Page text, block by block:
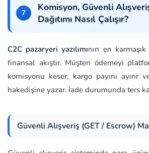
Komisyon, Güvenli
Dağıtımı Nasıl Çalışır?
C2C pazaryeri yazılımının en
finansal akıştır. Müşteri ödemeyi
komisyonu keser, kargo payını ayırır
hakedişine yazar. İade durumunda ters
Güvenli Alışveriş (GET / Escrow)